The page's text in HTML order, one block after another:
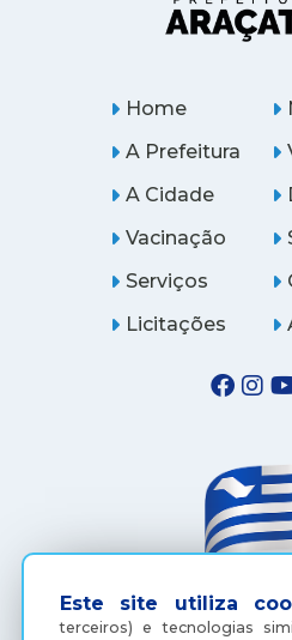
Este site utiliza
terceiros) e tecnologias
Home
A Prefeitura
A Cidade
Vacinação
Serviços
Licitações
(18)